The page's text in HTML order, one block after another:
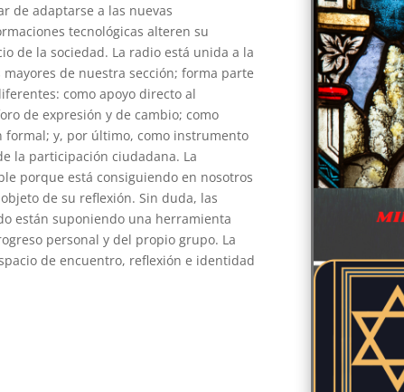
de adaptarse a las nuevas
tecnológicas alteren su
de la sociedad. La radio está unida a la
de nuestra sección; forma parte
como apoyo directo al
de expresión y de cambio; como
formal; y, por último, como instrumento
la participación ciudadana. La
porque está consiguiendo en nosotros
de su reflexión. Sin duda, las
están suponiendo una herramienta
personal y del propio grupo. La
de encuentro, reflexión e identidad